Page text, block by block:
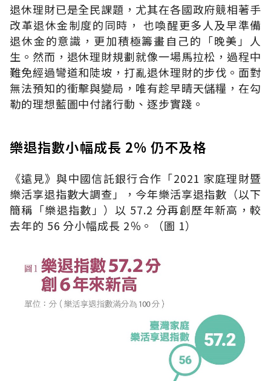
退休理財已是全民課題，尤其在各國政府競相著手
改革退休金制度的同時， 也喚醒更多人及早準備
退休金的意識，更加積極籌畫自己的「晚美」人
生。然而，退休理財規劃就像一場馬拉松，過程中
難免經過彎道和陡坡，打亂退休理財的步伐。面對
無法預知的衝擊與變局，唯有趁早晴天儲糧，在勾
勒的理想藍圖中付諸行動、逐步實踐。
樂退指數小幅成長 2% 仍不及格
《遠見》與中國信託銀行合作「2021 家庭理財暨
樂活享退指數大調查」，今年樂活享退指數（以下
簡稱「樂退指數」）以 57.2 分再創歷年新高，較
去年的 56 分小幅成長 2％。（圖 1）